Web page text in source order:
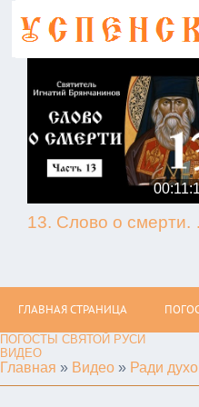
13.
ГЛАВНАЯ СТРАНИЦА
ПОГОСТЫ СВЯТОЙ РУСИ
ВИДЕО
Главная » Видео » Ради